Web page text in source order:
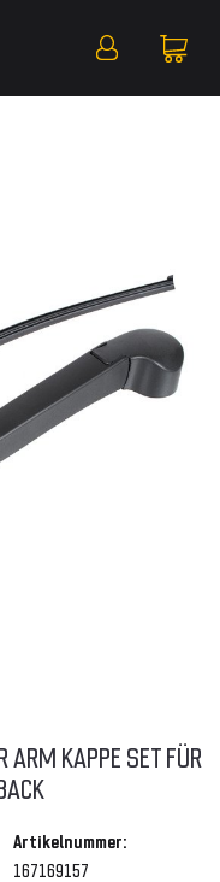
ARM KAPPE SET FÜR
Artikelnummer:
167169157